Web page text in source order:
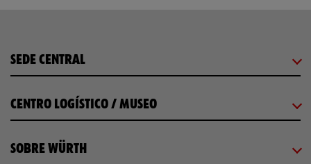
SEDE CENTRAL
CENTRO LOGÍSTICO / MUSEO
SOBRE WÜRTH